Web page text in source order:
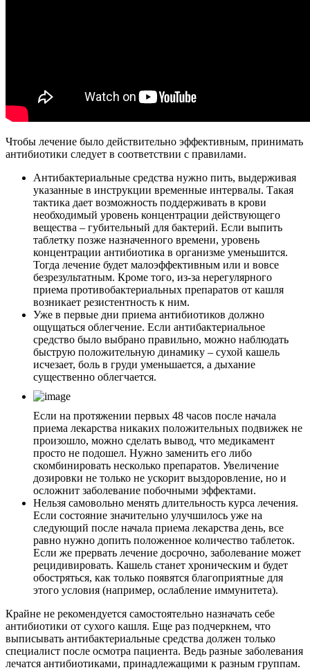
Чтобы лечение было действительно эффективным, принимать
антибиотики следует в соответствии с правилами.
Антибактериальные средства нужно пить, выдерживая
указанные в инструкции временные интервалы. Такая
тактика дает возможность поддерживать в крови
необходимый уровень концентрации действующего
вещества – губительный для бактерий. Если выпить
таблетку позже назначенного времени, уровень
концентрации антибиотика в организме уменьшится.
Тогда лечение будет малоэффективным или и вовсе
безрезультатным. Кроме того, из-за нерегулярного
приема противобактериальных препаратов от кашля
возникает резистентность к ним.
Уже в первые дни приема антибиотиков должно
ощущаться облегчение. Если антибактериальное
средство было выбрано правильно, можно наблюдать
быструю положительную динамику – сухой кашель
исчезает, боль в груди уменьшается, а дыхание
существенно облегчается.
Если на протяжении первых 48 часов после начала
приема лекарства никаких положительных подвижек не
произошло, можно сделать вывод, что медикамент
просто не подошел. Нужно заменить его либо
скомбинировать несколько препаратов. Увеличение
дозировки не только не ускорит выздоровление, но и
осложнит заболевание побочными эффектами.
Нельзя самовольно менять длительность курса лечения.
Если состояние значительно улучшилось уже на
следующий после начала приема лекарства день, все
равно нужно допить положенное количество таблеток.
Если же прервать лечение досрочно, заболевание может
рецидивировать. Кашель станет хроническим и будет
обостряться, как только появятся благоприятные для
этого условия (например, ослабление иммунитета).
Крайне не рекомендуется самостоятельно назначать себе
антибиотики от сухого кашля. Еще раз подчеркнем, что
выписывать антибактериальные средства должен только
специалист после осмотра пациента. Ведь разные заболевания
лечатся антибиотиками, принадлежащими к разным группам.